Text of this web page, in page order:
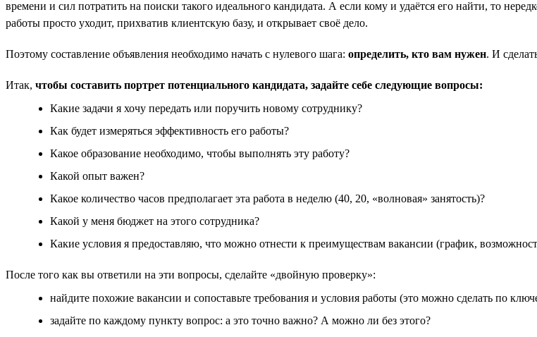
времени и сил потратить на поиски такого идеального кандидата. А если кому и удаётся его найти, то
работы просто уходит, прихватив клиентскую базу, и открывает своё дело.
Поэтому составление объявления необходимо начать с нулевого шага: определить, кто вам нужен. И
Итак, чтобы составить портрет потенциального кандидата, задайте себе следующие вопросы:
Какие задачи я хочу передать или поручить новому сотруднику?
Как будет измеряться эффективность его работы?
Какое образование необходимо, чтобы выполнять эту работу?
Какой опыт важен?
Какое количество часов предполагает эта работа в неделю (40, 20, «волновая» занятость)?
Какой у меня бюджет на этого сотрудника?
Какие условия я предоставляю, что можно отнести к преимуществам вакансии (график,
После того как вы ответили на эти вопросы, сделайте «двойную проверку»:
найдите похожие вакансии и сопоставьте требования и условия работы (это можно сделать по
задайте по каждому пункту вопрос: а это точно важно? А можно ли без этого?